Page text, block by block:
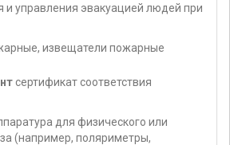
и управления эвакуацией людей при
извещатели пожарные
сертификат соответствия
для физического или
(например, поляриметры,